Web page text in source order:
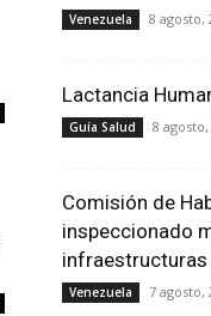
Venezuela 8 agosto,
Lactancia
Guía Salud 8 agosto,
Comisión de
inspeccionado
infraestructuras
Venezuela 7 agosto,